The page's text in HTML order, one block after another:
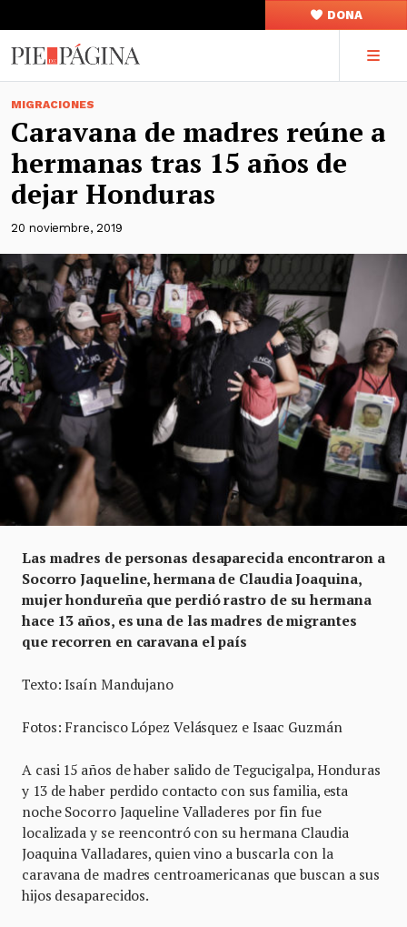
DONA
MIGRACIONES
Caravana de madres reúne a
hermanas tras 15 años de
dejar Honduras
20 noviembre, 2019
Las madres de personas desaparecida encontraron a
Socorro Jaqueline, hermana de Claudia Joaquina,
mujer hondureña que perdió rastro de su hermana
hace 13 años, es una de las madres de migrantes
que recorren en caravana el país
Texto: Isaín Mandujano
Fotos: Francisco López Velásquez e Isaac Guzmán
A casi 15 años de haber salido de Tegucigalpa, Honduras
y 13 de haber perdido contacto con sus familia, esta
noche Socorro Jaqueline Valladeres por fin fue
localizada y se reencontró con su hermana Claudia
Joaquina Valladares, quien vino a buscarla con la
caravana de madres centroamericanas que buscan a sus
hijos desaparecidos.